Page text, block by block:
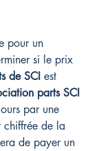
pour un
si le prix
de SCI est
parts SCI
par une
de la
de payer un